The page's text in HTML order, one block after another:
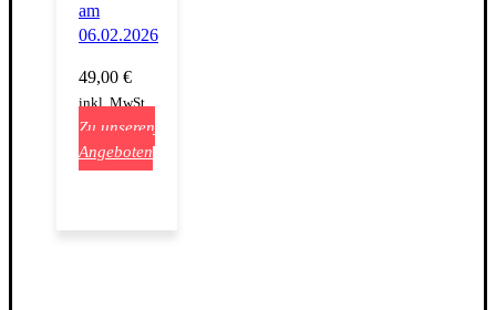
am
06.02.2026
49,00 €
inkl. MwSt.
Zu unseren
Angeboten